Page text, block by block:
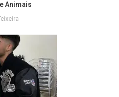
Animais